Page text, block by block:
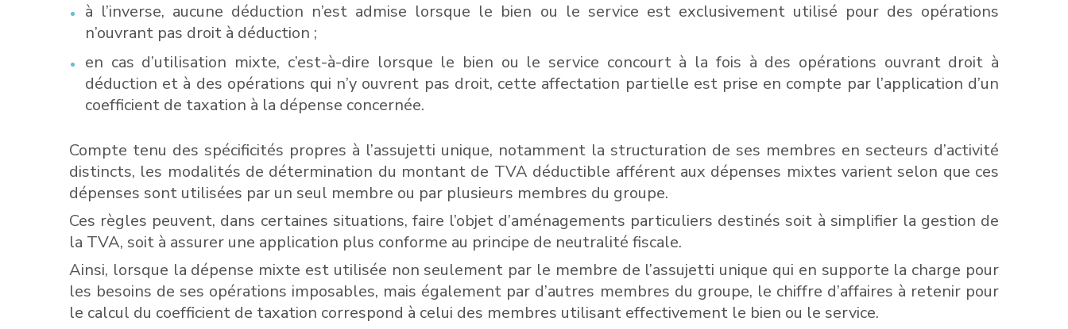
à l’inverse, aucune déduction n’est admise lorsque le bien ou le service est exclusivement utilisé pour des opérations
n’ouvrant pas droit à déduction ;
en cas d’utilisation mixte, c’est-à-dire lorsque le bien ou le service concourt à la fois à des opérations ouvrant droit à
déduction et à des opérations qui n’y ouvrent pas droit, cette affectation partielle est prise en compte par l’application d’un
coefficient de taxation à la dépense concernée.
Compte tenu des spécificités propres à l’assujetti unique, notamment la structuration de ses membres en secteurs d’activité
distincts, les modalités de détermination du montant de TVA déductible afférent aux dépenses mixtes varient selon que ces
dépenses sont utilisées par un seul membre ou par plusieurs membres du groupe.
Ces règles peuvent, dans certaines situations, faire l’objet d’aménagements particuliers destinés soit à simplifier la gestion de
la TVA, soit à assurer une application plus conforme au principe de neutralité fiscale.
Ainsi, lorsque la dépense mixte est utilisée non seulement par le membre de l’assujetti unique qui en supporte la charge pour
les besoins de ses opérations imposables, mais également par d’autres membres du groupe, le chiffre d’affaires à retenir pour
le calcul du coefficient de taxation correspond à celui des membres utilisant effectivement le bien ou le service.